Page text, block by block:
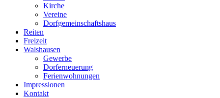
Kirche
Vereine
Dorfgemeinschaftshaus
Reiten
Freizeit
Walshausen
Gewerbe
Dorferneuerung
Ferienwohnungen
Impressionen
Kontakt